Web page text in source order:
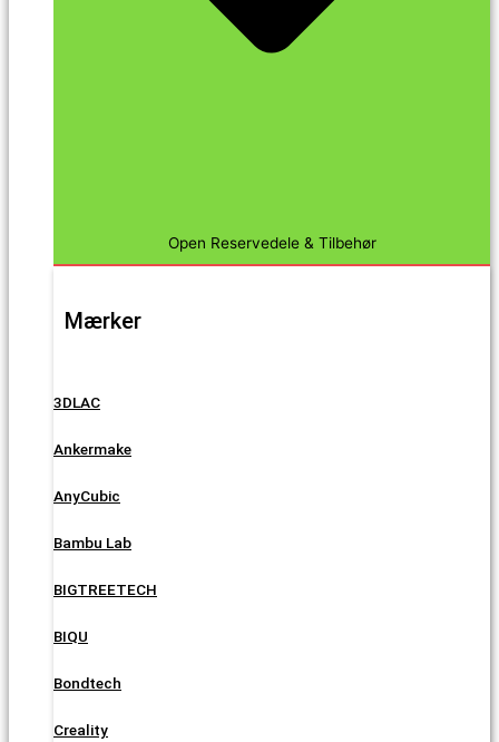
Open Reservedele & Tilbehør
Mærker
3DLAC
Ankermake
AnyCubic
Bambu Lab
BIGTREETECH
BIQU
Bondtech
Creality